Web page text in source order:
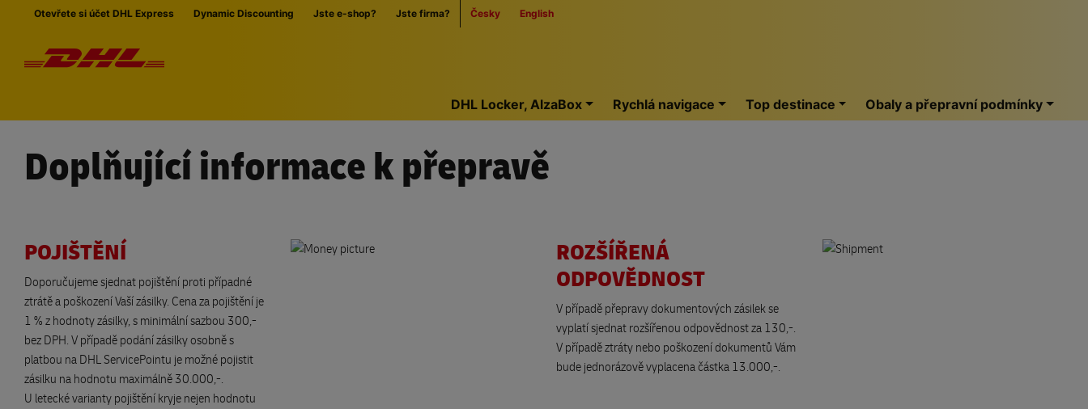
Přeskočit navigaci
Otevřete si účet DHL Express Dynamic Discounting Jste e-shop? Jste firma? Česky English
Home
DHL Locker, AlzaBox Rychlá navigace Top destinace Obaly a přepravní podmínky
Doplňující informace k přepravě
POJIŠTĚNÍ
Doporučujeme sjednat pojištění proti případné
ztrátě a poškození Vaší zásilky. Cena za pojištění je
1 % z hodnoty zásilky, s minimální sazbou 300,-
bez DPH. V případě podání zásilky osobně s
platbou na DHL ServicePointu je možné pojistit
zásilku na hodnotu maximálně 30.000,-.
U letecké varianty pojištění kryje nejen hodnotu
ROZŠÍŘENÁ
ODPOVĚDNOST
V případě přepravy dokumentových zásilek se
vyplatí sjednat rozšířenou odpovědnost za 130,-.
V případě ztráty nebo poškození dokumentů Vám
bude jednorázově vyplacena částka 13.000,-.